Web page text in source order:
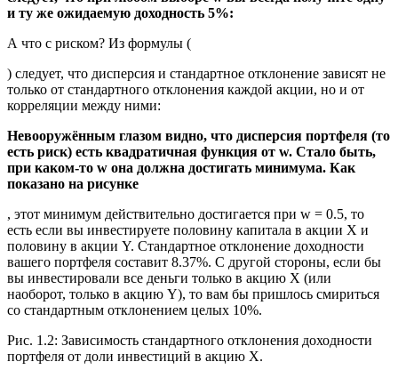
и ту же ожидаемую доходность 5%:
А что с риском? Из формулы (
) следует, что дисперсия и стандартное отклонение зависят не
только от стандартного отклонения каждой акции, но и от
корреляции между ними:
Невооружённым глазом видно, что дисперсия портфеля (то
есть риск) есть квадратичная функция от w. Стало быть,
при каком-то w она должна достигать минимума. Как
показано на рисунке
, этот минимум действительно достигается при w = 0.5, то
есть если вы инвестируете половину капитала в акции X и
половину в акции Y. Стандартное отклонение доходности
вашего портфеля составит 8.37%. С другой стороны, если бы
вы инвестировали все деньги только в акцию X (или
наоборот, только в акцию Y), то вам бы пришлось смириться
со стандартным отклонением целых 10%.
Рис. 1.2: Зависимость стандартного отклонения доходности
портфеля от доли инвестиций в акцию X.